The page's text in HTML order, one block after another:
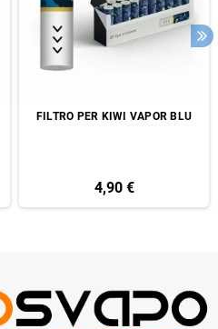
FILTRO PER KIWI VAPOR BLU
4,90 €